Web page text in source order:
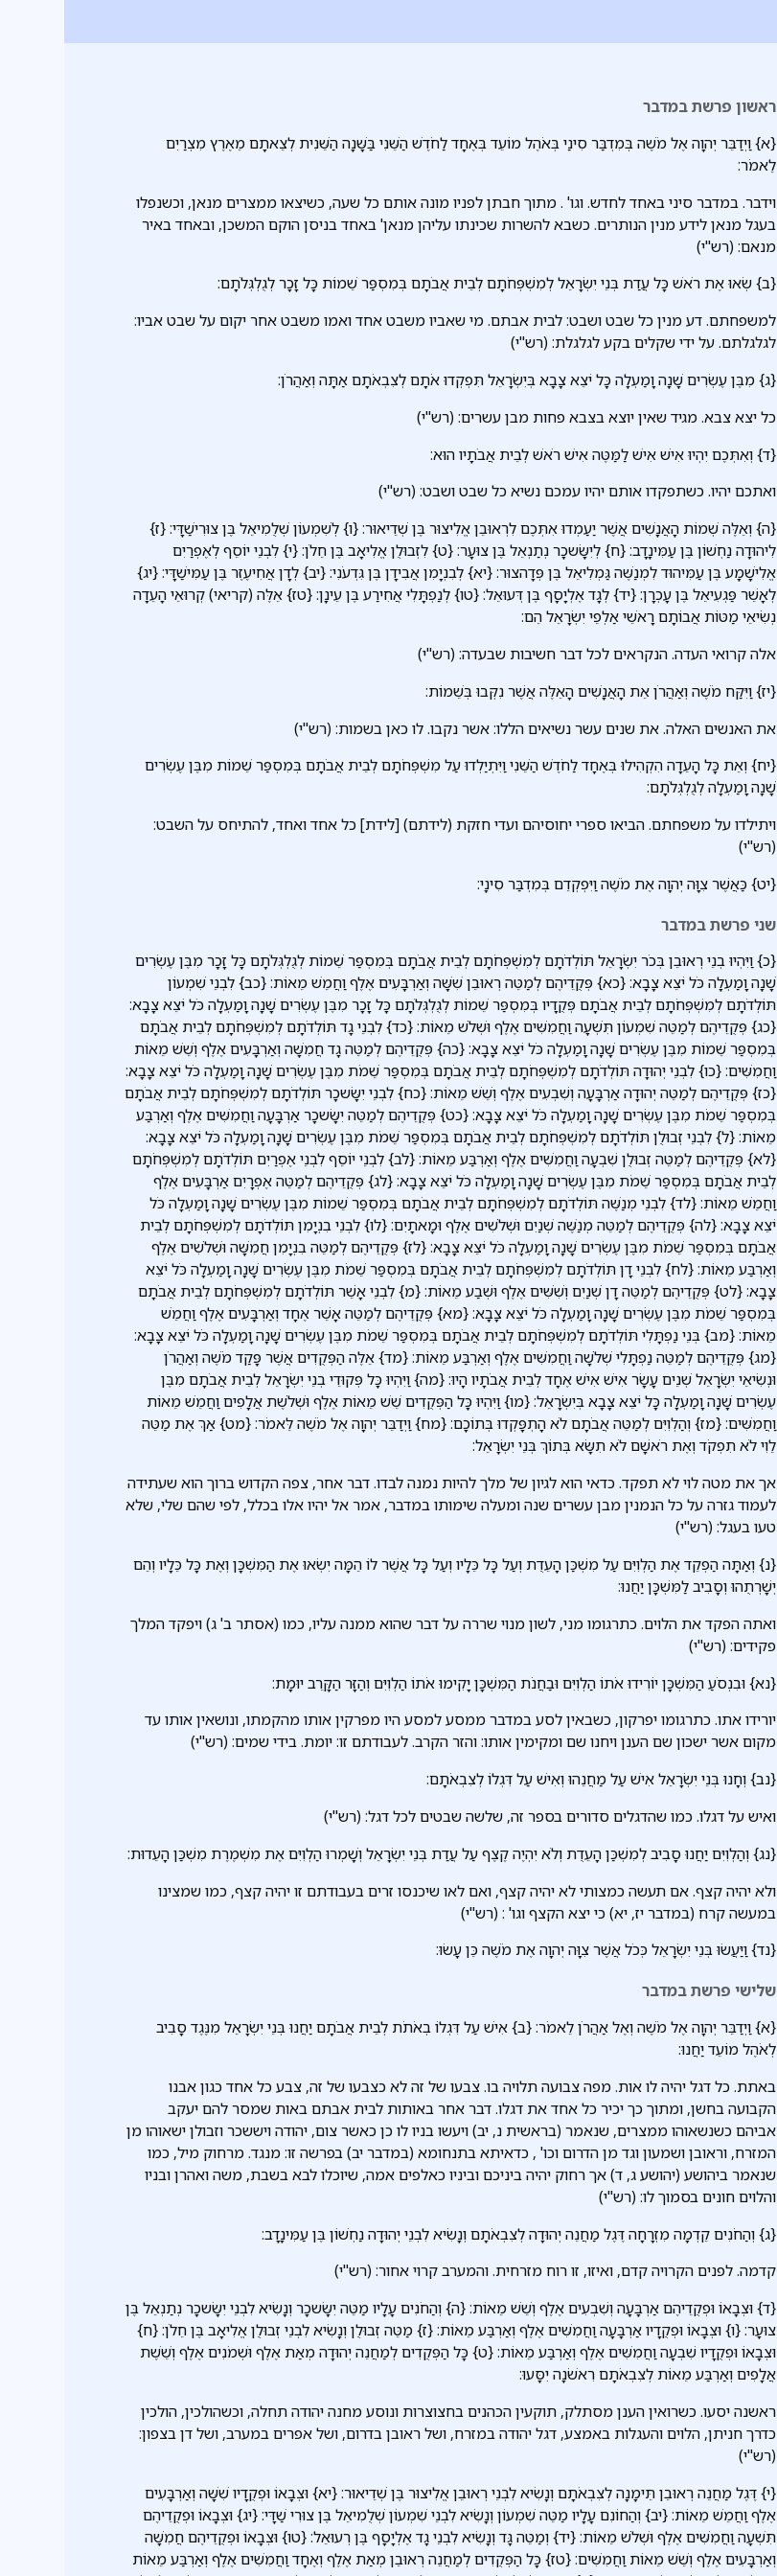
ראשון פרשת במדבר
{א} וַיְדַבֵּר יְהוָה אֶל מֹשֶׁה בְּמִדְבַּר סִינַי בְּאֹהֶל מוֹעֵד בְּאֶחָד לַחֹדֶשׁ הַשֵּׁנִי בַּשָּׁנָה הַשֵּׁנִית לְצֵאתָם מֵאֶרֶץ מִצְרַיִם
לֵאמֹר:
וידבר. במדבר סיני באחד לחדש. וגו' . מתוך חבתן לפניו מונה אותם כל שעה, כשיצאו ממצרים מנאן, וכשנפלו
בעגל מנאן לידע מנין הנותרים. כשבא להשרות שכינתו עליהן מנאן' באחד בניסן הוקם המשכן, ובאחד באיר
מנאם: (רש"י)
{ב} שְׂאוּ אֶת רֹאשׁ כָּל עֲדַת בְּנֵי יִשְׂרָאֵל לְמִשְׁפְּחֹתָם לְבֵית אֲבֹתָם בְּמִסְפַּר שֵׁמוֹת כָּל זָכָר לְגֻלְגְּלֹתָם:
למשפחתם. דע מנין כל שבט ושבט: לבית אבתם. מי שאביו משבט אחד ואמו משבט אחר יקום על שבט אביו:
לגלגלתם. על ידי שקלים בקע לגלגלת: (רש"י)
{ג} מִבֶּן עֶשְׂרִים שָׁנָה וָמַעְלָה כָּל יֹצֵא צָבָא בְּיִשְׂרָאֵל תִּפְקְדוּ אֹתָם לְצִבְאֹתָם אַתָּה וְאַהֲרֹן:
כל יצא צבא. מגיד שאין יוצא בצבא פחות מבן עשרים: (רש"י)
{ד} וְאִתְּכֶם יִהְיוּ אִישׁ אִישׁ לַמַּטֶּה אִישׁ רֹאשׁ לְבֵית אֲבֹתָיו הוּא:
ואתכם יהיו. כשתפקדו אותם יהיו עמכם נשיא כל שבט ושבט: (רש"י)
{ה} וְאֵלֶּה שְׁמוֹת הָאֲנָשִׁים אֲשֶׁר יַעַמְדוּ אִתְּכֶם לִרְאוּבֵן אֱלִיצוּר בֶּן שְׁדֵיאוּר: {ו} לְשִׁמְעוֹן שְׁלֻמִיאֵל בֶּן צוּרִישַׁדָּי: {ז}
לִיהוּדָה נַחְשׁוֹן בֶּן עַמִּינָדָב: {ח} לְיִשָּׂשכָר נְתַנְאֵל בֶּן צוּעָר: {ט} לִזְבוּלֻן אֱלִיאָב בֶּן חֵלֹן: {י} לִבְנֵי יוֹסֵף לְאֶפְרַיִם
אֱלִישָׁמָע בֶּן עַמִּיהוּד לִמְנַשֶּׁה גַּמְלִיאֵל בֶּן פְּדָהצוּר: {יא} לְבִנְיָמִן אֲבִידָן בֶּן גִּדְעֹנִי: {יב} לְדָן אֲחִיעֶזֶר בֶּן עַמִּישַׁדָּי: {יג}
לְאָשֵׁר פַּגְעִיאֵל בֶּן עָכְרָן: {יד} לְגָד אֶלְיָסָף בֶּן דְּעוּאֵל: {טו} לְנַפְתָּלִי אֲחִירַע בֶּן עֵינָן: {טז} אֵלֶּה (קריאי) קְרוּאֵי הָעֵדָה
נְשִׂיאֵי מַטּוֹת אֲבוֹתָם רָאשֵׁי אַלְפֵי יִשְׂרָאֵל הֵם:
אלה קרואי העדה. הנקראים לכל דבר חשיבות שבעדה: (רש"י)
{יז} וַיִּקַּח מֹשֶׁה וְאַהֲרֹן אֵת הָאֲנָשִׁים הָאֵלֶּה אֲשֶׁר נִקְּבוּ בְּשֵׁמוֹת:
את האנשים האלה. את שנים עשר נשיאים הללו: אשר נקבו. לו כאן בשמות: (רש"י)
{יח} וְאֵת כָּל הָעֵדָה הִקְהִילוּ בְּאֶחָד לַחֹדֶשׁ הַשֵּׁנִי וַיִּתְיַלְדוּ עַל מִשְׁפְּחֹתָם לְבֵית אֲבֹתָם בְּמִסְפַּר שֵׁמוֹת מִבֶּן עֶשְׂרִים
שָׁנָה וָמַעְלָה לְגֻלְגְּלֹתָם:
ויתילדו על משפחתם. הביאו ספרי יחוסיהם ועדי חזקת (לידתם) [לידת] כל אחד ואחד, להתיחס על השבט:
(רש"י)
{יט} כַּאֲשֶׁר צִוָּה יְהוָה אֶת מֹשֶׁה וַיִּפְקְדֵם בְּמִדְבַּר סִינָי:
שני פרשת במדבר
{כ} וַיִּהְיוּ בְנֵי רְאוּבֵן בְּכֹר יִשְׂרָאֵל תּוֹלְדֹתָם לְמִשְׁפְּחֹתָם לְבֵית אֲבֹתָם בְּמִסְפַּר שֵׁמוֹת לְגֻלְגְּלֹתָם כָּל זָכָר מִבֶּן עֶשְׂרִים
שָׁנָה וָמַעְלָה כֹּל יֹצֵא צָבָא: {כא} פְּקֻדֵיהֶם לְמַטֵּה רְאוּבֵן שִׁשָּׁה וְאַרְבָּעִים אֶלֶף וַחֲמֵשׁ מֵאוֹת: {כב} לִבְנֵי שִׁמְעוֹן
תּוֹלְדֹתָם לְמִשְׁפְּחֹתָם לְבֵית אֲבֹתָם פְּקֻדָיו בְּמִסְפַּר שֵׁמוֹת לְגֻלְגְּלֹתָם כָּל זָכָר מִבֶּן עֶשְׂרִים שָׁנָה וָמַעְלָה כֹּל יֹצֵא צָבָא:
{כג} פְּקֻדֵיהֶם לְמַטֵּה שִׁמְעוֹן תִּשְׁעָה וַחֲמִשִּׁים אֶלֶף וּשְׁלֹשׁ מֵאוֹת: {כד} לִבְנֵי גָד תּוֹלְדֹתָם לְמִשְׁפְּחֹתָם לְבֵית אֲבֹתָם
בְּמִסְפַּר שֵׁמוֹת מִבֶּן עֶשְׂרִים שָׁנָה וָמַעְלָה כֹּל יֹצֵא צָבָא: {כה} פְּקֻדֵיהֶם לְמַטֵּה גָד חֲמִשָּׁה וְאַרְבָּעִים אֶלֶף וְשֵׁשׁ מֵאוֹת
וַחֲמִשִּׁים: {כו} לִבְנֵי יְהוּדָה תּוֹלְדֹתָם לְמִשְׁפְּחֹתָם לְבֵית אֲבֹתָם בְּמִסְפַּר שֵׁמֹת מִבֶּן עֶשְׂרִים שָׁנָה וָמַעְלָה כֹּל יֹצֵא צָבָא:
{כז} פְּקֻדֵיהֶם לְמַטֵּה יְהוּדָה אַרְבָּעָה וְשִׁבְעִים אֶלֶף וְשֵׁשׁ מֵאוֹת: {כח} לִבְנֵי יִשָּׂשכָר תּוֹלְדֹתָם לְמִשְׁפְּחֹתָם לְבֵית אֲבֹתָם
בְּמִסְפַּר שֵׁמֹת מִבֶּן עֶשְׂרִים שָׁנָה וָמַעְלָה כֹּל יֹצֵא צָבָא: {כט} פְּקֻדֵיהֶם לְמַטֵּה יִשָּׂשכָר אַרְבָּעָה וַחֲמִשִּׁים אֶלֶף וְאַרְבַּע
מֵאוֹת: {ל} לִבְנֵי זְבוּלֻן תּוֹלְדֹתָם לְמִשְׁפְּחֹתָם לְבֵית אֲבֹתָם בְּמִסְפַּר שֵׁמֹת מִבֶּן עֶשְׂרִים שָׁנָה וָמַעְלָה כֹּל יֹצֵא צָבָא:
{לא} פְּקֻדֵיהֶם לְמַטֵּה זְבוּלֻן שִׁבְעָה וַחֲמִשִּׁים אֶלֶף וְאַרְבַּע מֵאוֹת: {לב} לִבְנֵי יוֹסֵף לִבְנֵי אֶפְרַיִם תּוֹלְדֹתָם לְמִשְׁפְּחֹתָם
לְבֵית אֲבֹתָם בְּמִסְפַּר שֵׁמֹת מִבֶּן עֶשְׂרִים שָׁנָה וָמַעְלָה כֹּל יֹצֵא צָבָא: {לג} פְּקֻדֵיהֶם לְמַטֵּה אֶפְרָיִם אַרְבָּעִים אֶלֶף
וַחֲמֵשׁ מֵאוֹת: {לד} לִבְנֵי מְנַשֶּׁה תּוֹלְדֹתָם לְמִשְׁפְּחֹתָם לְבֵית אֲבֹתָם בְּמִסְפַּר שֵׁמוֹת מִבֶּן עֶשְׂרִים שָׁנָה וָמַעְלָה כֹּל
יֹצֵא צָבָא: {לה} פְּקֻדֵיהֶם לְמַטֵּה מְנַשֶּׁה שְׁנַיִם וּשְׁלֹשִׁים אֶלֶף וּמָאתָיִם: {לו} לִבְנֵי בִנְיָמִן תּוֹלְדֹתָם לְמִשְׁפְּחֹתָם לְבֵית
אֲבֹתָם בְּמִסְפַּר שֵׁמֹת מִבֶּן עֶשְׂרִים שָׁנָה וָמַעְלָה כֹּל יֹצֵא צָבָא: {לז} פְּקֻדֵיהֶם לְמַטֵּה בִנְיָמִן חֲמִשָּׁה וּשְׁלֹשִׁים אֶלֶף
וְאַרְבַּע מֵאוֹת: {לח} לִבְנֵי דָן תּוֹלְדֹתָם לְמִשְׁפְּחֹתָם לְבֵית אֲבֹתָם בְּמִסְפַּר שֵׁמֹת מִבֶּן עֶשְׂרִים שָׁנָה וָמַעְלָה כֹּל יֹצֵא
צָבָא: {לט} פְּקֻדֵיהֶם לְמַטֵּה דָן שְׁנַיִם וְשִׁשִּׁים אֶלֶף וּשְׁבַע מֵאוֹת: {מ} לִבְנֵי אָשֵׁר תּוֹלְדֹתָם לְמִשְׁפְּחֹתָם לְבֵית אֲבֹתָם
בְּמִסְפַּר שֵׁמֹת מִבֶּן עֶשְׂרִים שָׁנָה וָמַעְלָה כֹּל יֹצֵא צָבָא: {מא} פְּקֻדֵיהֶם לְמַטֵּה אָשֵׁר אֶחָד וְאַרְבָּעִים אֶלֶף וַחֲמֵשׁ
מֵאוֹת: {מב} בְּנֵי נַפְתָּלִי תּוֹלְדֹתָם לְמִשְׁפְּחֹתָם לְבֵית אֲבֹתָם בְּמִסְפַּר שֵׁמֹת מִבֶּן עֶשְׂרִים שָׁנָה וָמַעְלָה כֹּל יֹצֵא צָבָא:
{מג} פְּקֻדֵיהֶם לְמַטֵּה נַפְתָּלִי שְׁלֹשָׁה וַחֲמִשִּׁים אֶלֶף וְאַרְבַּע מֵאוֹת: {מד} אֵלֶּה הַפְּקֻדִים אֲשֶׁר פָּקַד מֹשֶׁה וְאַהֲרֹן
וּנְשִׂיאֵי יִשְׂרָאֵל שְׁנֵים עָשָׂר אִישׁ אִישׁ אֶחָד לְבֵית אֲבֹתָיו הָיוּ: {מה} וַיִּהְיוּ כָּל פְּקוּדֵי בְנֵי יִשְׂרָאֵל לְבֵית אֲבֹתָם מִבֶּן
עֶשְׂרִים שָׁנָה וָמַעְלָה כָּל יֹצֵא צָבָא בְּיִשְׂרָאֵל: {מו} וַיִּהְיוּ כָּל הַפְּקֻדִים שֵׁשׁ מֵאוֹת אֶלֶף וּשְׁלֹשֶׁת אֲלָפִים וַחֲמֵשׁ מֵאוֹת
וַחֲמִשִּׁים: {מז} וְהַלְוִיִּם לְמַטֵּה אֲבֹתָם לֹא הָתְפָּקְדוּ בְּתוֹכָם: {מח} וַיְדַבֵּר יְהוָה אֶל מֹשֶׁה לֵּאמֹר: {מט} אַךְ אֶת מַטֵּה
לֵוִי לֹא תִפְקֹד וְאֶת רֹאשָׁם לֹא תִשָּׂא בְּתוֹךְ בְּנֵי יִשְׂרָאֵל:
אך את מטה לוי לא תפקד. כדאי הוא לגיון של מלך להיות נמנה לבדו. דבר אחר, צפה הקדוש ברוך הוא שעתידה
לעמוד גזרה על כל הנמנין מבן עשרים שנה ומעלה שימותו במדבר, אמר אל יהיו אלו בכלל, לפי שהם שלי, שלא
טעו בעגל: (רש"י)
{נ} וְאַתָּה הַפְקֵד אֶת הַלְוִיִּם עַל מִשְׁכַּן הָעֵדֻת וְעַל כָּל כֵּלָיו וְעַל כָּל אֲשֶׁר לוֹ הֵמָּה יִשְׂאוּ אֶת הַמִּשְׁכָּן וְאֶת כָּל כֵּלָיו וְהֵם
יְשָׁרְתֻהוּ וְסָבִיב לַמִּשְׁכָּן יַחֲנוּ:
ואתה הפקד את הלוים. כתרגומו מני, לשון מנוי שררה על דבר שהוא ממנה עליו, כמו (אסתר ב' ג) ויפקד המלך
פקידים: (רש"י)
{נא} וּבִנְסֹעַ הַמִּשְׁכָּן יוֹרִידוּ אֹתוֹ הַלְוִיִּם וּבַחֲנֹת הַמִּשְׁכָּן יָקִימוּ אֹתוֹ הַלְוִיִּם וְהַזָּר הַקָּרֵב יוּמָת:
יורידו אתו. כתרגומו יפרקון, כשבאין לסע במדבר ממסע למסע היו מפרקין אותו מהקמתו, ונושאין אותו עד
מקום אשר ישכון שם הענן ויחנו שם ומקימין אותו: והזר הקרב. לעבודתם זו: יומת. בידי שמים: (רש"י)
{נב} וְחָנוּ בְּנֵי יִשְׂרָאֵל אִישׁ עַל מַחֲנֵהוּ וְאִישׁ עַל דִּגְלוֹ לְצִבְאֹתָם:
ואיש על דגלו. כמו שהדגלים סדורים בספר זה, שלשה שבטים לכל דגל: (רש"י)
{נג} וְהַלְוִיִּם יַחֲנוּ סָבִיב לְמִשְׁכַּן הָעֵדֻת וְלֹא יִהְיֶה קֶצֶף עַל עֲדַת בְּנֵי יִשְׂרָאֵל וְשָׁמְרוּ הַלְוִיִּם אֶת מִשְׁמֶרֶת מִשְׁכַּן הָעֵדוּת:
ולא יהיה קצף. אם תעשה כמצותי לא יהיה קצף, ואם לאו שיכנסו זרים בעבודתם זו יהיה קצף, כמו שמצינו
במעשה קרח (במדבר יז, יא) כי יצא הקצף וגו' : (רש"י)
{נד} וַיַּעֲשׂוּ בְּנֵי יִשְׂרָאֵל כְּכֹל אֲשֶׁר צִוָּה יְהוָה אֶת מֹשֶׁה כֵּן עָשׂוּ:
שלישי פרשת במדבר
{א} וַיְדַבֵּר יְהוָה אֶל מֹשֶׁה וְאֶל אַהֲרֹן לֵאמֹר: {ב} אִישׁ עַל דִּגְלוֹ בְאֹתֹת לְבֵית אֲבֹתָם יַחֲנוּ בְּנֵי יִשְׂרָאֵל מִנֶּגֶד סָבִיב
לְאֹהֶל מוֹעֵד יַחֲנוּ:
באתת. כל דגל יהיה לו אות. מפה צבועה תלויה בו. צבעו של זה לא כצבעו של זה, צבע כל אחד כגון אבנו
הקבועה בחשן, ומתוך כך יכיר כל אחד את דגלו. דבר אחר באותות לבית אבתם באות שמסר להם יעקב
אביהם כשנשאוהו ממצרים, שנאמר (בראשית נ, יב) ויעשו בניו לו כן כאשר צום, יהודה ויששכר וזבולן ישאוהו מן
המזרח, וראובן ושמעון וגד מן הדרום וכו' , כדאיתא בתנחומא (במדבר יב) בפרשה זו: מנגד. מרחוק מיל, כמו
שנאמר ביהושע (יהושע ג, ד) אך רחוק יהיה ביניכם וביניו כאלפים אמה, שיוכלו לבא בשבת, משה ואהרן ובניו
והלוים חונים בסמוך לו: (רש"י)
{ג} וְהַחֹנִים קֵדְמָה מִזְרָחָה דֶּגֶל מַחֲנֵה יְהוּדָה לְצִבְאֹתָם וְנָשִׂיא לִבְנֵי יְהוּדָה נַחְשׁוֹן בֶּן עַמִּינָדָב:
קדמה. לפנים הקרויה קדם, ואיזו, זו רוח מזרחית. והמערב קרוי אחור: (רש"י)
{ד} וּצְבָאוֹ וּפְקֻדֵיהֶם אַרְבָּעָה וְשִׁבְעִים אֶלֶף וְשֵׁשׁ מֵאוֹת: {ה} וְהַחֹנִים עָלָיו מַטֵּה יִשָּׂשכָר וְנָשִׂיא לִבְנֵי יִשָּׂשכָר נְתַנְאֵל בֶּן
צוּעָר: {ו} וּצְבָאוֹ וּפְקֻדָיו אַרְבָּעָה וַחֲמִשִּׁים אֶלֶף וְאַרְבַּע מֵאוֹת: {ז} מַטֵּה זְבוּלֻן וְנָשִׂיא לִבְנֵי זְבוּלֻן אֱלִיאָב בֶּן חֵלֹן: {ח}
וּצְבָאוֹ וּפְקֻדָיו שִׁבְעָה וַחֲמִשִּׁים אֶלֶף וְאַרְבַּע מֵאוֹת: {ט} כָּל הַפְּקֻדִים לְמַחֲנֵה יְהוּדָה מְאַת אֶלֶף וּשְׁמֹנִים אֶלֶף וְשֵׁשֶׁת
אֲלָפִים וְאַרְבַּע מֵאוֹת לְצִבְאֹתָם רִאשֹׁנָה יִסָּעוּ:
ראשנה יסעו. כשרואין הענן מסתלק, תוקעין הכהנים בחצוצרות ונוסע מחנה יהודה תחלה, וכשהולכין, הולכין
כדרך חניתן, הלוים והעגלות באמצע, דגל יהודה במזרח, ושל ראובן בדרום, ושל אפרים במערב, ושל דן בצפון:
(רש"י)
{י} דֶּגֶל מַחֲנֵה רְאוּבֵן תֵּימָנָה לְצִבְאֹתָם וְנָשִׂיא לִבְנֵי רְאוּבֵן אֱלִיצוּר בֶּן שְׁדֵיאוּר: {יא} וּצְבָאוֹ וּפְקֻדָיו שִׁשָּׁה וְאַרְבָּעִים
אֶלֶף וַחֲמֵשׁ מֵאוֹת: {יב} וְהַחוֹנִם עָלָיו מַטֵּה שִׁמְעוֹן וְנָשִׂיא לִבְנֵי שִׁמְעוֹן שְׁלֻמִיאֵל בֶּן צוּרִי שַׁדָּי: {יג} וּצְבָאוֹ וּפְקֻדֵיהֶם
תִּשְׁעָה וַחֲמִשִּׁים אֶלֶף וּשְׁלֹשׁ מֵאוֹת: {יד} וְמַטֵּה גָּד וְנָשִׂיא לִבְנֵי גָד אֶלְיָסָף בֶּן רְעוּאֵל: {טו} וּצְבָאוֹ וּפְקֻדֵיהֶם חֲמִשָּׁה
וְאַרְבָּעִים אֶלֶף וְשֵׁשׁ מֵאוֹת וַחֲמִשִּׁים: {טז} כָּל הַפְּקֻדִים לְמַחֲנֵה רְאוּבֵן מְאַת אֶלֶף וְאֶחָד וַחֲמִשִּׁים אֶלֶף וְאַרְבַּע מֵאוֹת